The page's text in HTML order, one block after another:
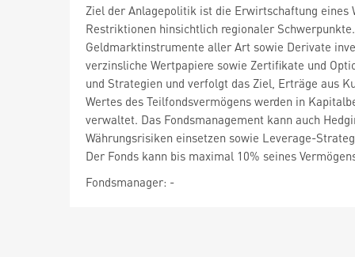
Ziel der Anlagepolitik ist die Erwirtschaftung eines
Restriktionen hinsichtlich regionaler
Geldmarktinstrumente aller Art sowie Derivate
verzinsliche Wertpapiere sowie Zertifikate und
und Strategien und verfolgt das Ziel, Erträge aus
Wertes des Teilfondsvermögens werden in
verwaltet. Das Fondsmanagement kann auch
Währungsrisiken einsetzen sowie Leverage-
Der Fonds kann bis maximal 10% seines
Fondsmanager: -